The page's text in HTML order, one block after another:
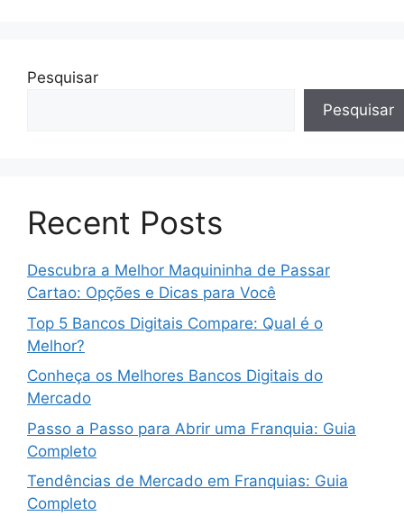
Pesquisar
Pesquisar
Recent Posts
Descubra a Melhor Maquininha de Passar
Cartao: Opções e Dicas para Você
Top 5 Bancos Digitais Compare: Qual é o
Melhor?
Conheça os Melhores Bancos Digitais do
Mercado
Passo a Passo para Abrir uma Franquia: Guia
Completo
Tendências de Mercado em Franquias: Guia
Completo